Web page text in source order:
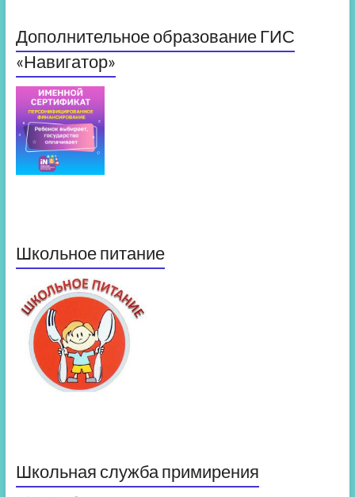
Дополнительное образование ГИС
«Навигатор»
Школьное питание
Школьная служба примирения